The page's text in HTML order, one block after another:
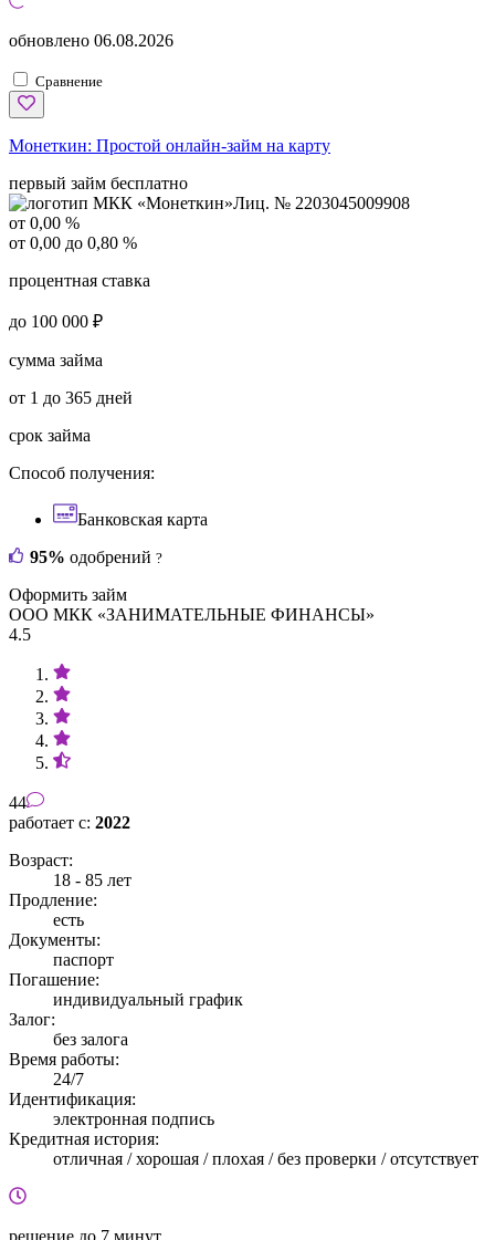
обновлено 06.08.2026
Сравнение
Монеткин: Простой онлайн-займ на карту
первый займ бесплатно
Лиц. № 2203045009908
от 0,00 %
от 0,00 до 0,80 %
процентная ставка
до 100 000 ₽
сумма займа
от 1 до 365 дней
срок займа
Способ получения:
Банковская карта
95% одобрений ?
Оформить займ
ООО МКК «ЗАНИМАТЕЛЬНЫЕ ФИНАНСЫ»
4.5
44
работает с: 2022
Возраст:
18 - 85 лет
Продление:
есть
Документы:
паспорт
Погашение:
индивидуальный график
Залог:
без залога
Время работы:
24/7
Идентификация:
электронная подпись
Кредитная история:
отличная / хорошая / плохая / без проверки / отсутствует
решение до 7 минут